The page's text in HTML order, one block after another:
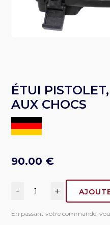
ÉTUI
AUX CHOCS
90.00 €
-
Étui
+
En passant votre commande,